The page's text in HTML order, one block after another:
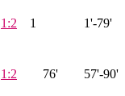
1:2 1 1'-79'
1:2 76' 57'-90'